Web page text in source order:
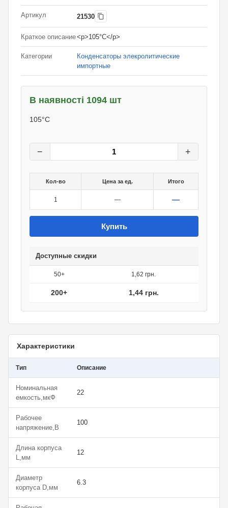
Артикул 21530
Краткое описание<p>105°С</p>
Категории
Конденсаторы элекролитические
импортные
В наявності 1094 шт
1,80 грн.
105°С
− +
Кол-во Цена за ед. Итого
1 — —
Купить
Доступные скидки
50+ 1,62 грн.
200+ 1,44 грн.
Характеристики
Тип Описание
Номинальная
емкость,мкФ
22
Рабочее
напряжение,В
100
Длина корпуса
L,мм
12
Диаметр
корпуса D,мм
6.3